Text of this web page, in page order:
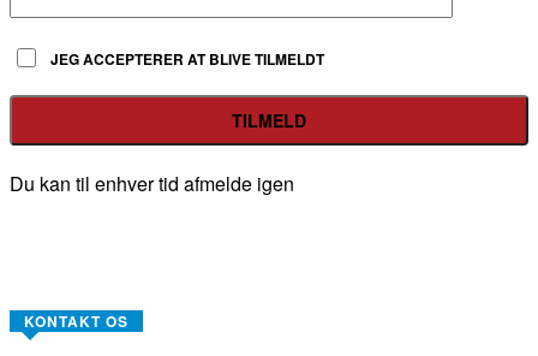
JEG ACCEPTERER AT BLIVE TILMELDT
Du kan til enhver tid afmelde igen
KONTAKT OS